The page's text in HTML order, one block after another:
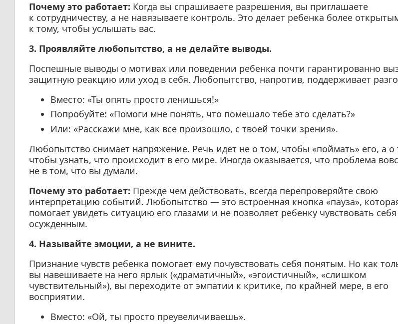
Почему это работает: Когда вы спрашиваете разрешения, вы приглашаете
к сотрудничеству, а не навязываете контроль. Это делает ребенка более
к тому, чтобы услышать вас.
3. Проявляйте любопытство, а не делайте выводы.
Поспешные выводы о мотивах или поведении ребенка почти гарантированно
защитную реакцию или уход в себя. Любопытство, напротив, поддерживает
Вместо: «Ты опять просто ленишься!»
Попробуйте: «Помоги мне понять, что помешало тебе это сделать?»
Или: «Расскажи мне, как все произошло, с твоей точки зрения».
Любопытство снимает напряжение. Речь идет не о том, чтобы «поймать» его, а о
чтобы узнать, что происходит в его мире. Иногда оказывается, что проблема
не в том, что вы думали.
Почему это работает: Прежде чем действовать, всегда перепроверяйте свою
интерпретацию событий. Любопытство — это встроенная кнопка «пауза»,
помогает увидеть ситуацию его глазами и не позволяет ребенку чувствовать себя
осужденным.
4. Называйте эмоции, а не вините.
Признание чувств ребенка помогает ему почувствовать себя понятым. Но как
вы навешиваете на него ярлык («драматичный», «эгоистичный», «слишком
чувствительный»), вы переходите от эмпатии к критике, по крайней мере, в его
восприятии.
Вместо: «Ой, ты просто преувеличиваешь».